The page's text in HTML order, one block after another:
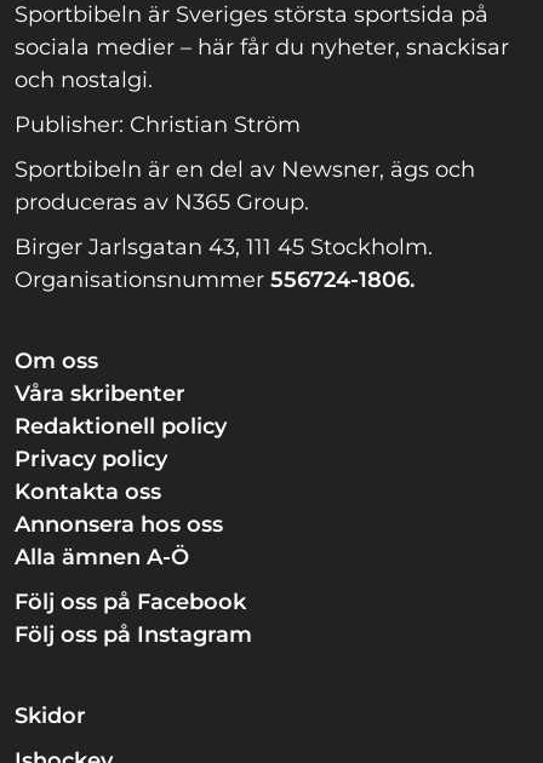
Sportbibeln är Sveriges största sportsida på
sociala medier – här får du nyheter, snackisar
och nostalgi.
Publisher: Christian Ström
Sportbibeln är en del av Newsner, ägs och
produceras av N365 Group.
Birger Jarlsgatan 43, 111 45 Stockholm.
Organisationsnummer 556724-1806.
Om oss
Våra skribenter
Redaktionell policy
Privacy policy
Kontakta oss
Annonsera hos oss
Alla ämnen A-Ö
Följ oss på Facebook
Följ oss på Instagram
Skidor